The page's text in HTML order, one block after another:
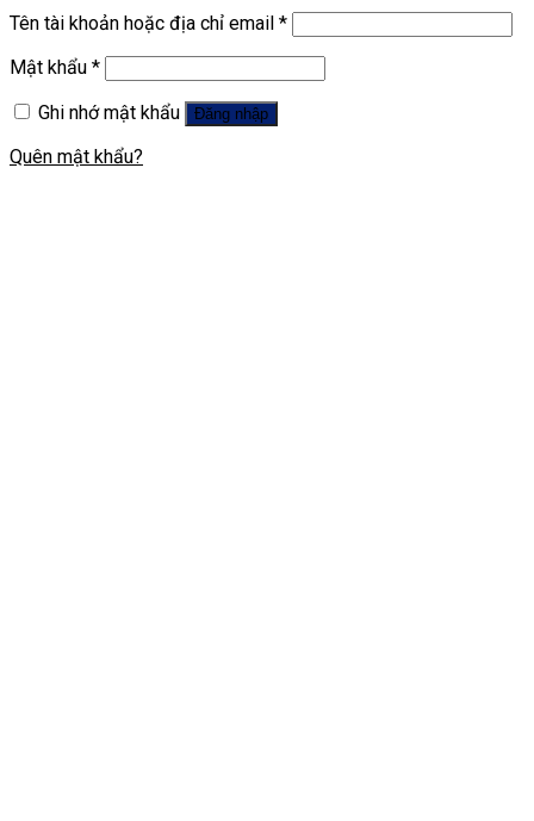
Tên tài khoản hoặc địa chỉ email *
Mật khẩu *
Ghi nhớ mật khẩu
Đăng nhập
Quên mật khẩu?